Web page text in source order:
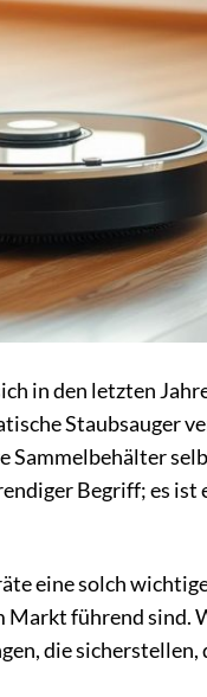
in den letzten
Staubsauger
Sammelbehälter
Begriff; es
eine solch
Markt führend sind.
die